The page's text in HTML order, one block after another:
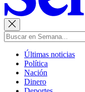
Últimas noticias
Política
Nación
Dinero